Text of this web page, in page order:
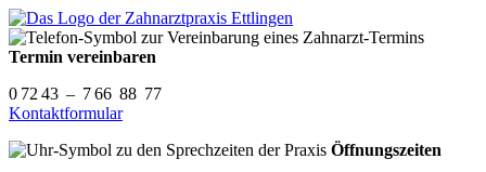
Termin vereinbaren
0 72 43 – 7 66 88 77
Kontaktformular
Öffnungszeiten